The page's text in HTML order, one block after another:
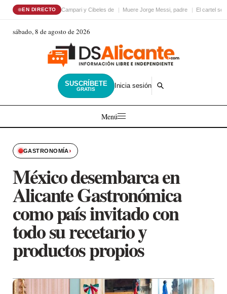
EN DIRECTO Campari y Cibeles de Muere Jorge Messi, padre El cartel
sábado, 8 de agosto de 2026
SUSCRÍBETE
GRATIS Inicia sesión
Menú
GASTRONOMÍA›
México desembarca en
Alicante Gastronómica
como país invitado con
todo su recetario y
productos propios